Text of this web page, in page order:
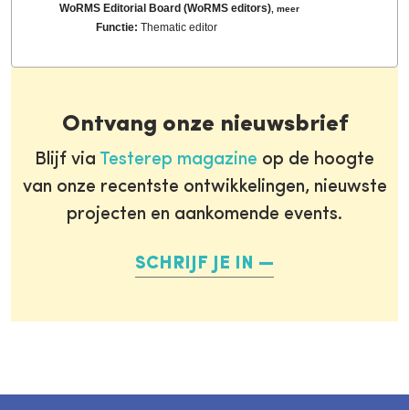
WoRMS Editorial Board (WoRMS editors) ,meer
Functie:Thematic editor
Ontvang onze nieuwsbrief
Blijf via Testerep magazine op de hoogte
van onze recentste ontwikkelingen, nieuwste
projecten en aankomende events.
SCHRIJF JE IN